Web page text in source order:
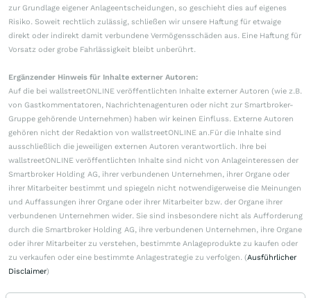
zur Grundlage eigener Anlageentscheidungen, so geschieht dies auf eigenes
Risiko. Soweit rechtlich zulässig, schließen wir unsere Haftung für etwaige
direkt oder indirekt damit verbundene Vermögensschäden aus. Eine Haftung für
Vorsatz oder grobe Fahrlässigkeit bleibt unberührt.
Ergänzender Hinweis für Inhalte externer Autoren:
Auf die bei wallstreetONLINE veröffentlichten Inhalte externer Autoren (wie z.B.
von Gastkommentatoren, Nachrichtenagenturen oder nicht zur Smartbroker-
Gruppe gehörende Unternehmen) haben wir keinen Einfluss. Externe Autoren
gehören nicht der Redaktion von wallstreetONLINE an.Für die Inhalte sind
ausschließlich die jeweiligen externen Autoren verantwortlich. Ihre bei
wallstreetONLINE veröffentlichten Inhalte sind nicht von Anlageinteressen der
Smartbroker Holding AG, ihrer verbundenen Unternehmen, ihrer Organe oder
ihrer Mitarbeiter bestimmt und spiegeln nicht notwendigerweise die Meinungen
und Auffassungen ihrer Organe oder ihrer Mitarbeiter bzw. der Organe ihrer
verbundenen Unternehmen wider. Sie sind insbesondere nicht als Aufforderung
durch die Smartbroker Holding AG, ihre verbundenen Unternehmen, ihre Organe
oder ihrer Mitarbeiter zu verstehen, bestimmte Anlageprodukte zu kaufen oder
zu verkaufen oder eine bestimmte Anlagestrategie zu verfolgen. (Ausführlicher
Disclaimer)